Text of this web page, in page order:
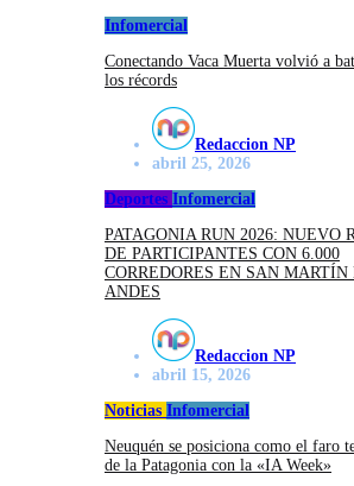
Infomercial
Conectando Vaca Muerta volvió a
los récords
Redaccion NP
abril 25, 2026
Deportes Infomercial
PATAGONIA RUN 2026: NUEVO
DE PARTICIPANTES CON 6.000
CORREDORES EN SAN MARTÍN
ANDES
Redaccion NP
abril 15, 2026
Noticias Infomercial
Neuquén se posiciona como el faro
de la Patagonia con la «IA Week»